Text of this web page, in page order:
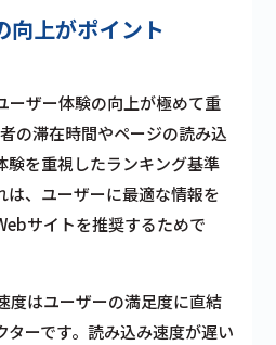
向上がポイント
ーザー体験の向上が極めて重
の滞在時間やページの読み込
験を重視したランキング基準
は、ユーザーに最適な情報を
サイトを推奨するためで
度はユーザーの満足度に直結
ターです。読み込み速度が遅い